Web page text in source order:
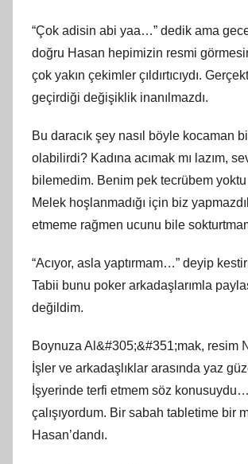
“Çok adisin abi yaa…” dedik ama
doğru Hasan hepimizin resmi
çok yakın çekimler çıldırtıcıydı.
geçirdiği değişiklik inanılmazdı.
Bu daracık şey nasıl böyle kocaman
olabilirdi? Kadına acımak mı lazım,
bilemedim. Benim pek tecrübem
Melek hoşlanmadığı için biz
etmeme rağmen ucunu bile
“Acıyor, asla yaptırmam…” deyip
Tabii bunu poker arkadaşlarımla
değildim.
Boynuza Al&#305;&#351;mak, resim
İşler ve arkadaşlıklar arasında yaz
İşyerinde terfi etmem söz
çalışıyordum. Bir sabah tabletime bir
Hasan’dandı.